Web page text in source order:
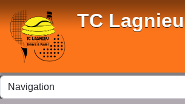
TC Lagnieu